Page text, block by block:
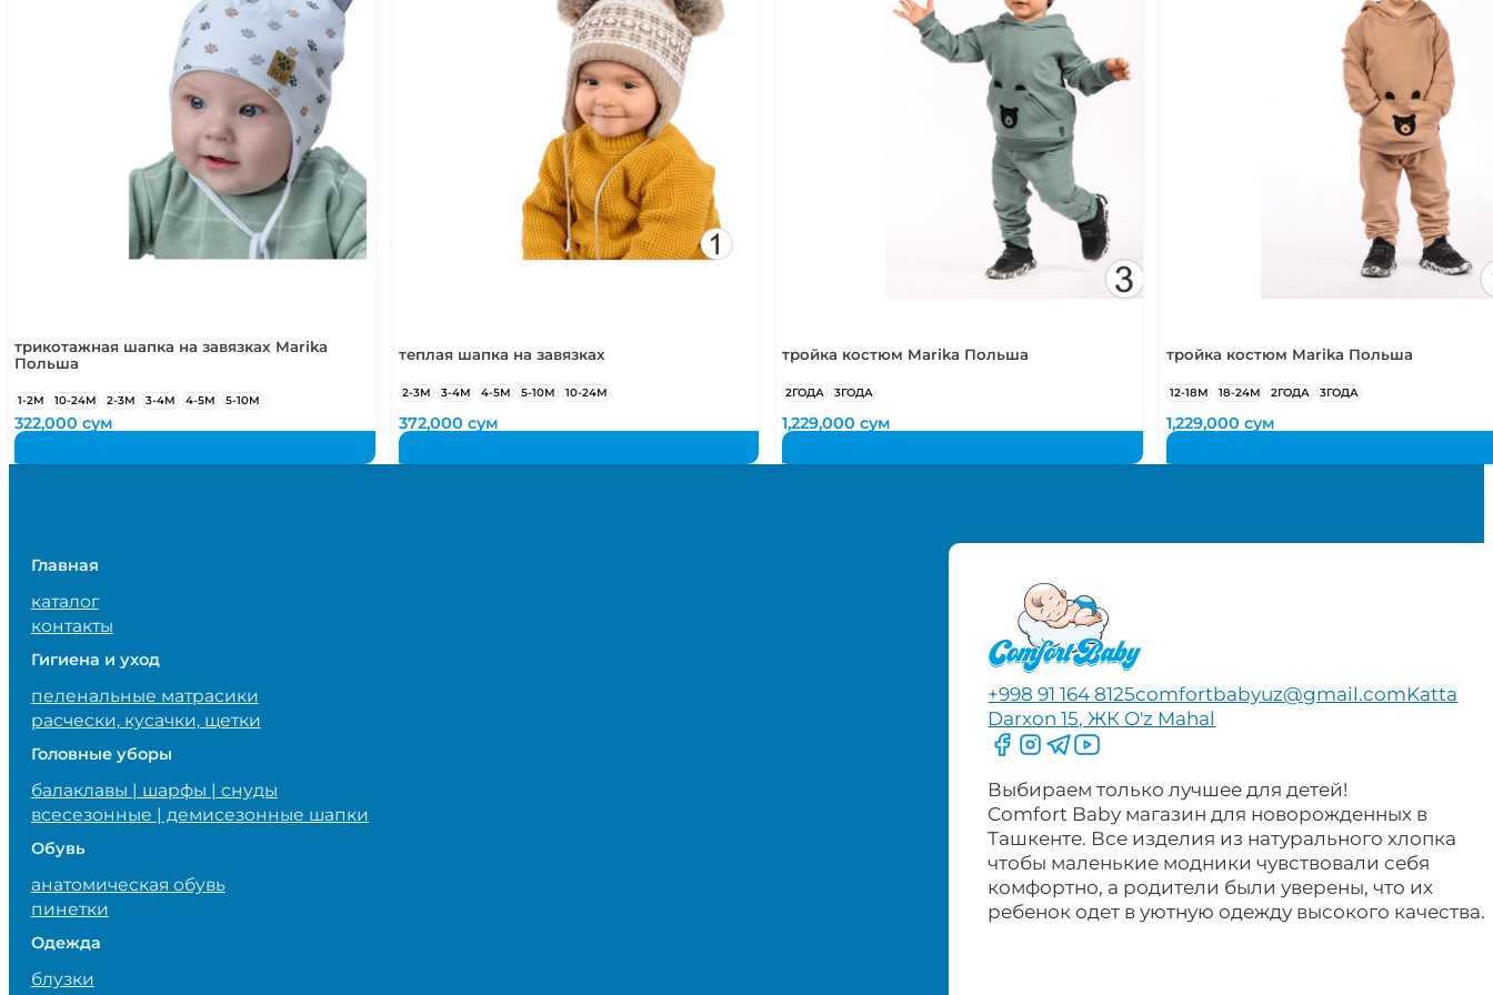
110-116 см
трикотажная шапка на завязках Marika
Польша
1-2М 10-24М 2-3М 3-4М 4-5М 5-10М
322,000сум
теплая шапка на завязках
2-3М 3-4М 4-5М 5-10М 10-24М
372,000 сум
тройка костюм Marika Польша
2ГОДА 3ГОДА
1,229,000сум
тройка костюм Marika Польша
12-18М 18-24М 2ГОДА 3ГОДА
1,229,000 сум
Главная
каталог
контакты
Гигиена и уход
пеленальные матрасики
расчески, кусачки, щетки
Головные уборы
балаклавы | шарфы | снуды
всесезонные | демисезонные шапки
Обувь
анатомическая обувь
пинетки
Одежда
блузки
+998 91 164 8125comfortbabyuz@gmail.comKatta
Darxon 15, ЖК O'z Mahal
Следите за нами на Facebook
Следите за нами в Instagram
Следите за нами в Telegram
Следите за нами в YouTube
Выбираем только лучшее для детей!
Comfort Baby магазин для новорожденных в
Ташкенте. Все изделия из натурального хлопка
чтобы маленькие модники чувствовали себя
комфортно, а родители были уверены, что их
ребенок одет в уютную одежду высокого качества.